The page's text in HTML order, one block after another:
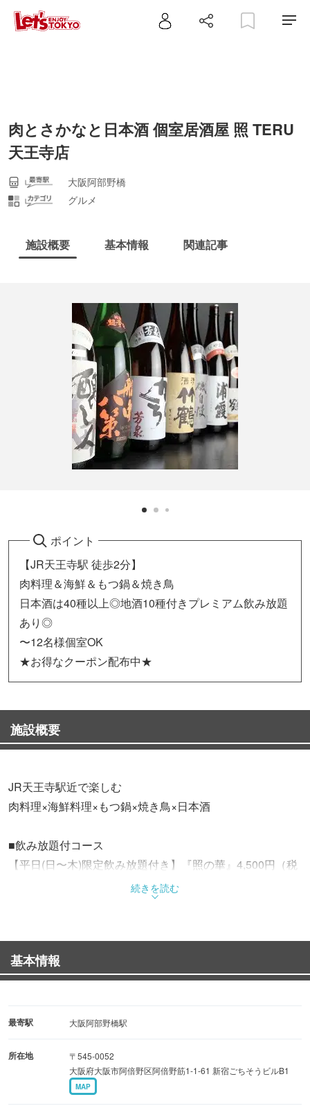
肉とさかなと日本酒 個室居酒屋 照 TERU
天王寺店
大阪阿部野橋
グルメ
施設概要 基本情報 関連記事
ポイント
【JR天王寺駅 徒歩2分】
肉料理＆海鮮＆もつ鍋＆焼き鳥
日本酒は40種以上◎地酒10種付きプレミアム飲み放題
あり◎
〜12名様個室OK
★お得なクーポン配布中★
施設概要
JR天王寺駅近で楽しむ
肉料理×海鮮料理×もつ鍋×焼き鳥×日本酒
■飲み放題付コース
【平日(日〜木)限定飲み放題付き】『照の華』4,500円（税
【平日(日〜木)3時間・金土祝前2時間】地酒付プレミアム
★単品飲み放題もご用意しております
■絶品！肉と魚
＜うに×牛＞口福のコラボ『うにく寿司』が美味
慢
■豊富な日本酒
続きを読む
基本情報
最寄駅 大阪阿部野橋駅
所在地
〒545-0052
大阪府大阪市阿倍野区阿倍野筋1-1-61 新宿ごちそうビルB1
MAP